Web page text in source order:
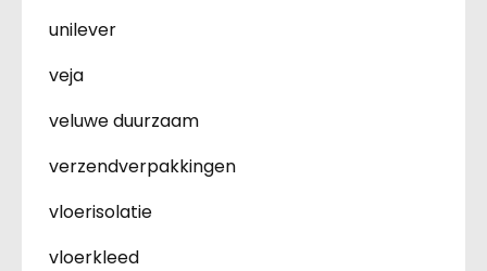
unilever
veja
veluwe duurzaam
verzendverpakkingen
vloerisolatie
vloerkleed